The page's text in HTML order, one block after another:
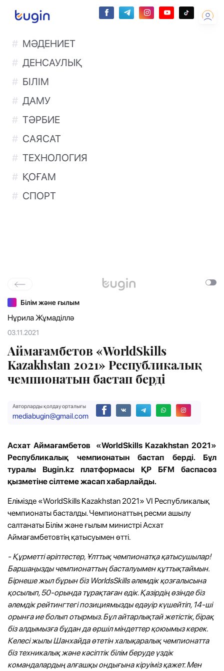
МӘДЕНИЕТ
ДЕНСАУЛЫҚ
БІЛІМ
ДАМУ
ТӘРБИЕ
САЯСАТ
ТЕХНОЛОГИЯ
ҚОҒАМ
СПОРТ
Білім және ғылым
Нұрила Жұмаділлә
03.11.2021
Аймағамбетов «WorldSkills
Kazakhstan 2021» Республикалық
чемпионатын бастап берді
Авторларды қолдау орталығы
mediabugin@gmail.com
Асхат Аймағамбетов «WorldSkills Kazakhstan 2021»
Республикалық чемпионатын бастап берді. Бұл
туралы Bugin.kz платформасы ҚР БҒМ баспасөз
қызметіне сілтеме жасап хабарлайды.
Елімізде «WorldSkills Kazakhstan 2021» VI Республикалық
чемпионаты басталды. Чемпионаттың ресми ашылу
салтанаты Білім және ғылым министрі Асхат
Аймағамбетовтің қатысуымен өтті.
- Құрметті әріптестер, Ұлттық чемпионатқа қатысушылар!
Баршаңызды чемпионаттың басталуымен құттықтаймын.
Бірнеше жыл бұрын біз WorldsSkills әлемдік қозғалысына
қосылып, 50-орында тұрақтаған едік. Қазірдің өзінде біз
әлемдік рейтингтегі позициямызды едәуір күшейтіп, 14-ші
орынға ие болып отырмыз. Бұл айтарлықтай жетістік, бірақ
біз алдымызға бұдан да өршіл міндеттер қоюымыз керек.
Келесі жылы Шанхайда өтетін халықаралық чемпионатта
біз техникалық және кәсіптік білім беруде үздік
командалардың алғашқы ондығына кіруіміз қажет. Мен